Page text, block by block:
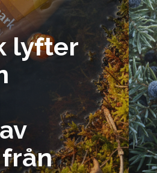
lyfter